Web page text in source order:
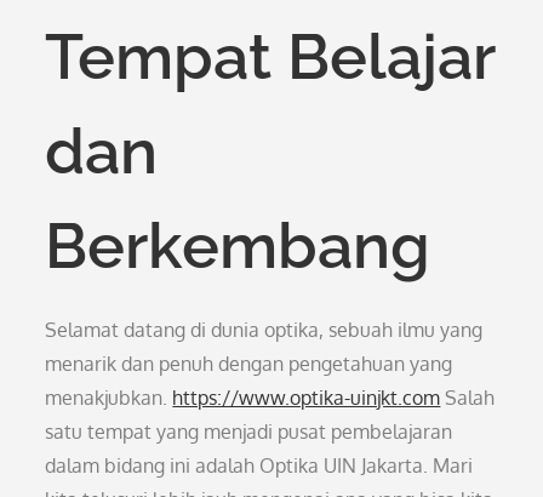
Tempat Belajar
dan
Berkembang
Selamat datang di dunia optika, sebuah ilmu yang
menarik dan penuh dengan pengetahuan yang
menakjubkan. https://www.optika-uinjkt.com Salah
satu tempat yang menjadi pusat pembelajaran
dalam bidang ini adalah Optika UIN Jakarta. Mari